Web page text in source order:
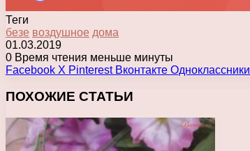
Теги
безе воздушное дома
01.03.2019
0 Время чтения меньше минуты
Facebook X Pinterest Вконтакте Одноклассники
ПОХОЖИЕ СТАТЬИ